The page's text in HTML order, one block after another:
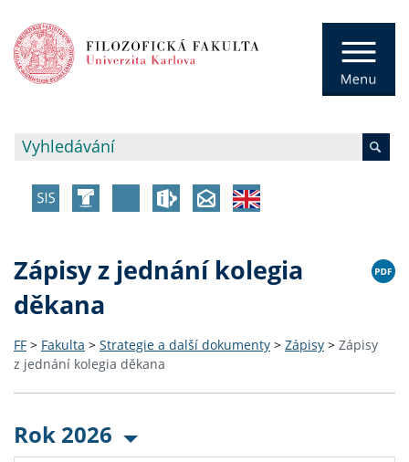
Zápisy z jednání kolegia
děkana
FF > Fakulta > Strategie a další dokumenty > Zápisy > Zápisy
z jednání kolegia děkana
Rok 2026